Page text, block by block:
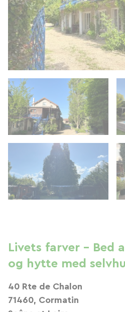
Livets farver - Bed
og hytte med
40 Rte de Chalon
71460, Cormatin